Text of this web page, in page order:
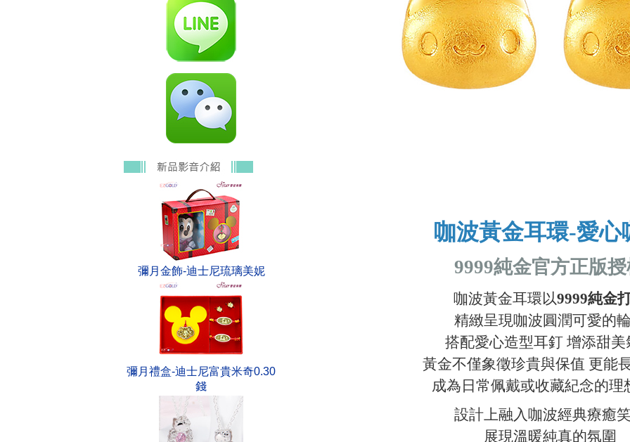
彌月金飾-迪士尼琉璃美妮
彌月禮盒-迪士尼富貴米奇0.30
錢
咖波黃金耳環-愛心
9999純金官方正版
咖波黃金耳環以9999純金
精緻呈現咖波圓潤可愛的
搭配愛心造型耳釘 增添甜美
黃金不僅象徵珍貴與保值 更能
成為日常佩戴或收藏紀念的理
設計上融入咖波經典療癒
展現溫暖純真的氛圍